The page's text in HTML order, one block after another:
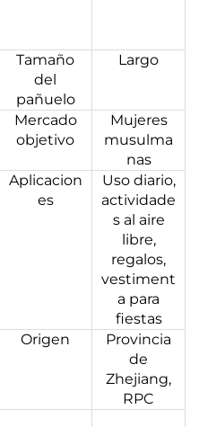
Tamaño
del
pañuelo
Largo
Mercado
objetivo
Mujeres
musulma
nas
Aplicacion
es
Uso diario,
actividade
s al aire
libre,
regalos,
vestiment
a para
fiestas
Origen
Provincia
de
Zhejiang,
RPC